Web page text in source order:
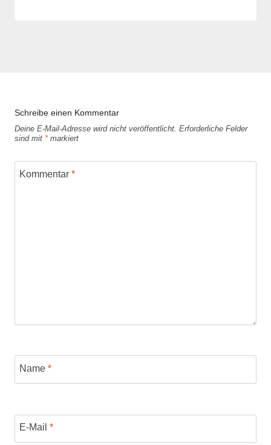
Schreibe einen Kommentar
Deine E-Mail-Adresse wird nicht veröffentlicht. Erforderliche Felder
sind mit *markiert
Kommentar *
Name *
E-Mail *